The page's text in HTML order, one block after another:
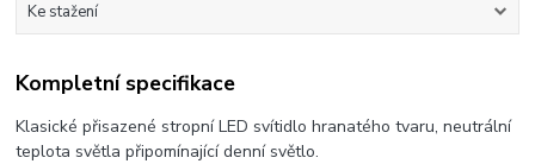
Ke stažení
Kompletní specifikace
Klasické přisazené stropní LED svítidlo hranatého tvaru, neutrální
teplota světla připomínající denní světlo.